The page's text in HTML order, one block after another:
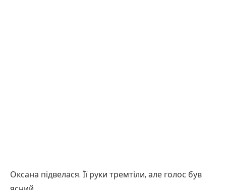
Оксана підвелася. Її руки тремтіли, але голос був